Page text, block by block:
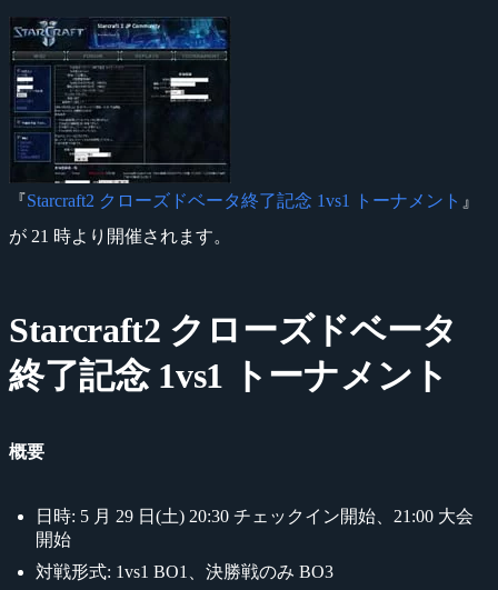
『Starcraft2 クローズドベータ終了記念 1vs1 トーナメント 』
が 21 時より開催されます。
Starcraft2 クローズドベータ
終了記念 1vs1 トーナメント
概要
日時: 5 月 29 日(土) 20:30 チェックイン開始、21:00 大会
開始
対戦形式: 1vs1 BO1、決勝戦のみ BO3